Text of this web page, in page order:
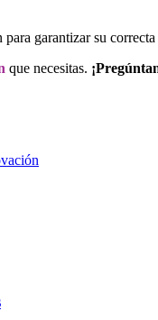
garantizar su
que necesitas.